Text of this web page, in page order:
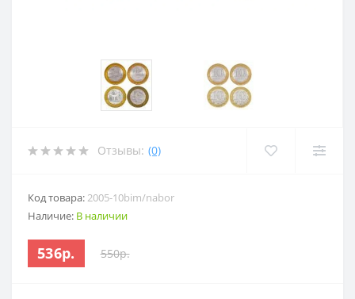
Отзывы: (0)
Код товара:2005-10bim/nabor
Наличие: В наличии
536р. 550р.